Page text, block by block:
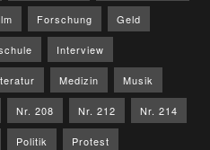
Forschung Geld
Interview
Medizin Musik
Nr. 208 Nr. 212 Nr. 214
Politik Protest